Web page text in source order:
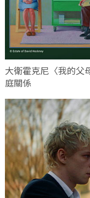
大衛霍克尼〈我的父
庭關係